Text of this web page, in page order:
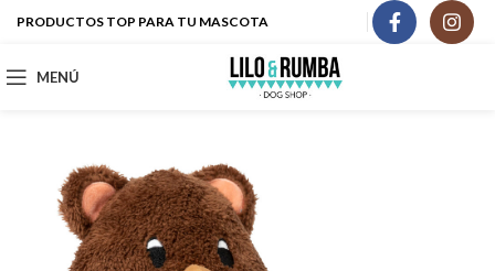
PRODUCTOS TOP PARA TU MASCOTA
MENÚ